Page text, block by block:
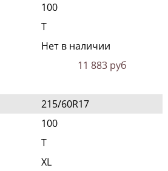
100
T
Нет в наличии
11 883 руб
215/60R17
100
T
XL